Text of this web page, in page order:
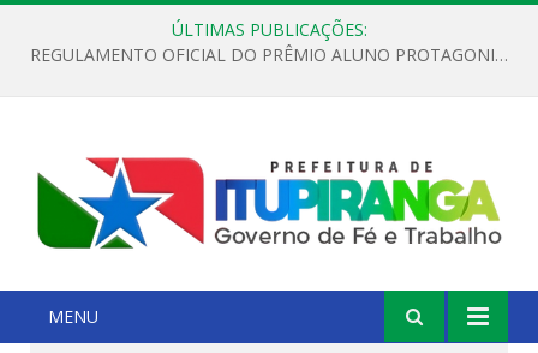
ÚLTIMAS PUBLICAÇÕES:
REGULAMENTO OFICIAL DO PRÊMIO ALUNO PROTAGONISTA – EDIÇÃO 2026
MENU